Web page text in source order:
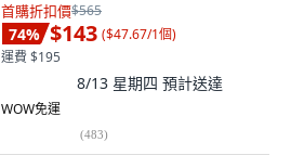
首購折扣價$565
74% $143 ($47.67/1個)
運費 $195
8/13 星期四 預計送達
WOW免運
(483)